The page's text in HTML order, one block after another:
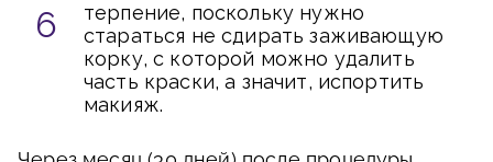
терпение, поскольку нужно
стараться не сдирать заживающую
корку, с которой можно удалить
часть краски, а значит, испортить
макияж.